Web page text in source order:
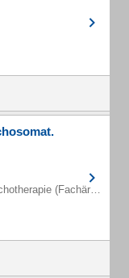
Ärzte: Psychosomatische Medizin und Psychotherapie (Fachärzte)